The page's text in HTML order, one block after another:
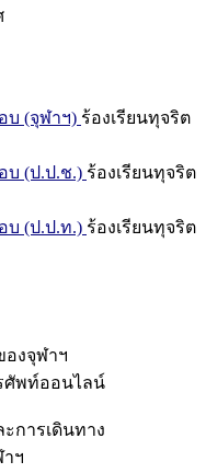
บ (จุฬาฯ) ร้องเรียนทุจริต
บ (ป.ป.ช.) ร้องเรียนทุจริต
บ (ป.ป.ท.) ร้องเรียนทุจริต
งจุฬาฯ
ศัพท์ออนไลน์
การเดินทาง
ฯ